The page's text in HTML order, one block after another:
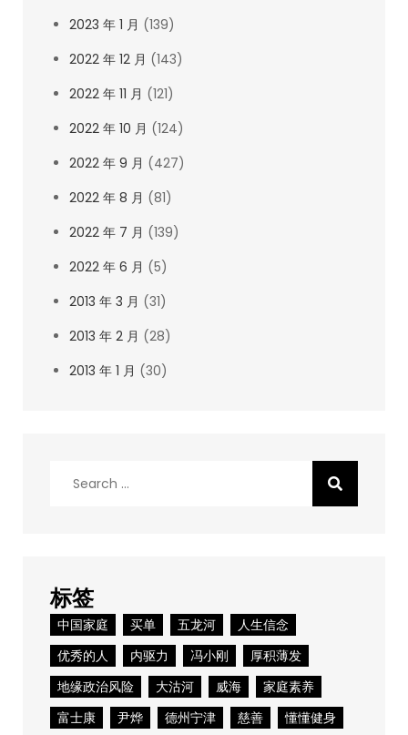
2023 年 1 月 (139)
2022 年 12 月 (143)
2022 年 11 月 (121)
2022 年 10 月 (124)
2022 年 9 月 (427)
2022 年 8 月 (81)
2022 年 7 月 (139)
2022 年 6 月 (5)
2013 年 3 月 (31)
2013 年 2 月 (28)
2013 年 1 月 (30)
标签
中国家庭 买单 五龙河
人生信念
优秀的人
内驱力 冯小刚
厚积薄发
地缘政治风险
大沽河 威海
家庭素养
富士康
尹烨 德州宁津 慈善 懂懂健身